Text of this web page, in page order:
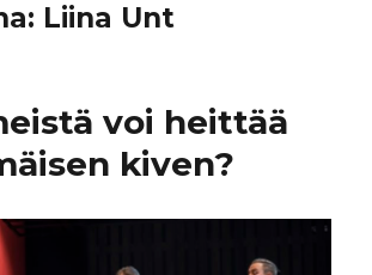
Liina Unt
voi heittää
kiven?